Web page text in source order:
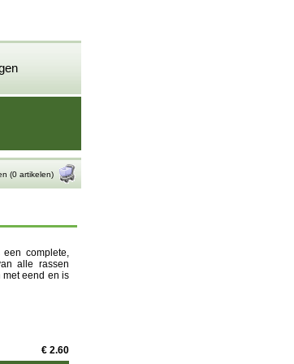
(0 artikelen)
complete,
alle rassen
met eend en is
€ 2.60